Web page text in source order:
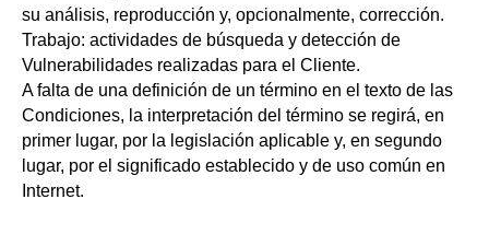
su análisis, reproducción y, opcionalmente, corrección.
Trabajo: actividades de búsqueda y detección de
Vulnerabilidades realizadas para el Cliente.
A falta de una definición de un término en el texto de las
Condiciones, la interpretación del término se regirá, en
primer lugar, por la legislación aplicable y, en segundo
lugar, por el significado establecido y de uso común en
Internet.